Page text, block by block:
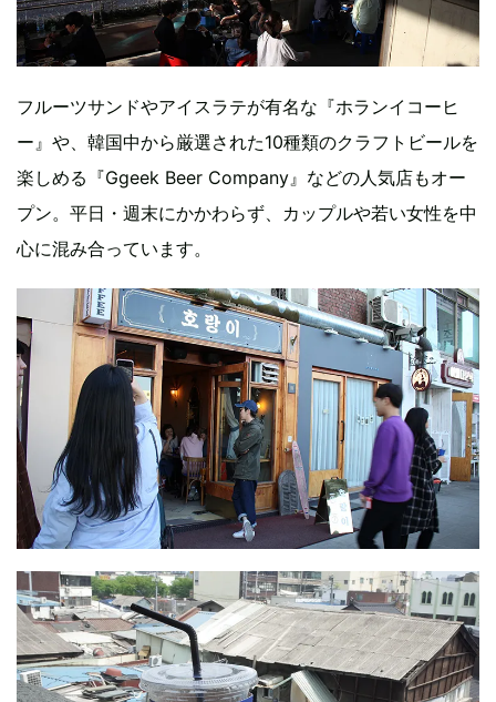
フルーツサンドやアイスラテが有名な『ホランイコーヒ
ー』や、韓国中から厳選された10種類のクラフトビールを
楽しめる『Ggeek Beer Company』などの人気店もオー
プン。平日・週末にかかわらず、カップルや若い女性を中
心に混み合っています。